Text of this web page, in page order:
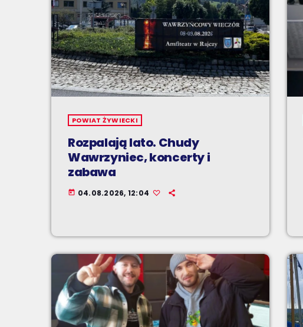
POWIAT ŻYWIECKI
Rozpalają lato. Chudy
Wawrzyniec, koncerty i
zabawa
today 04.08.2026, 12:04